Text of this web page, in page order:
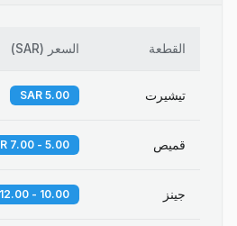
القطعة السعر (
SAR
)
تيشيرت 5.00 SAR
قميص 5.00 - 7.00 SAR
جينز 10.00 - 12.00 SAR